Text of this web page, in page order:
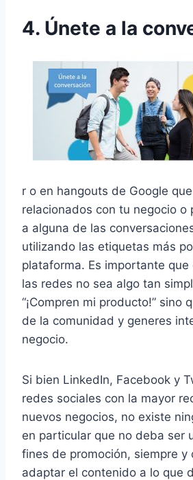
4. Únete a la
r o en hangouts de Google
relacionados con tu negocio o
a alguna de las
utilizando las etiquetas más
plataforma. Es importante que
las redes no sea algo tan
“¡Compren mi producto!” sino
de la comunidad y generes
negocio.
Si bien LinkedIn, Facebook y
redes sociales con la mayor
nuevos negocios, no existe
en particular que no deba ser
fines de promoción, siempre y
adaptar el contenido a lo que